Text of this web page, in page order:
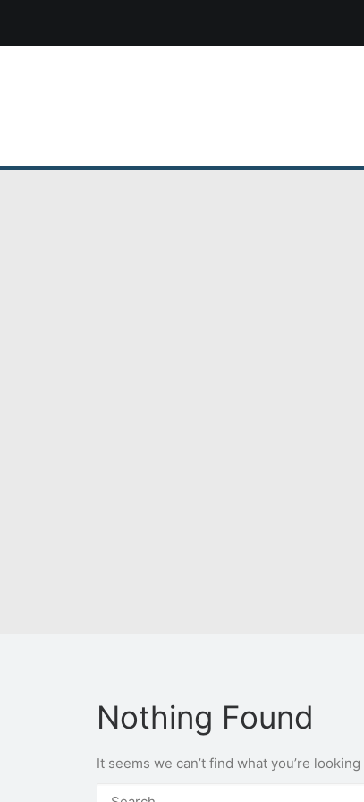
Nothing Found
It seems we can’t find what you’re